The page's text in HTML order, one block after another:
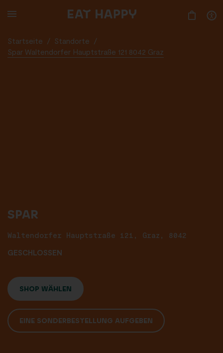
TO
Startseite / Standorte
/
Spar Waltendorfer Hauptstraße 121 8042 Graz
SPAR
Waltendorfer Hauptstraße 121, Graz, 8042
GESCHLOSSEN
SHOP WÄHLEN
EINE SONDERBESTELLUNG AUFGEBEN